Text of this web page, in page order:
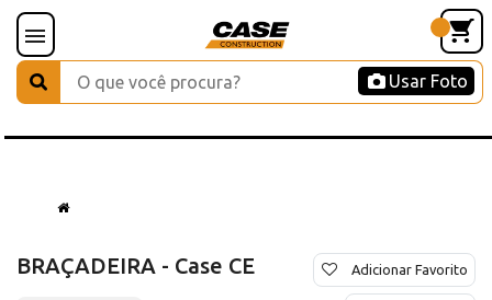
Usar Foto
BRAÇADEIRA - Case CE Adicionar Favorito